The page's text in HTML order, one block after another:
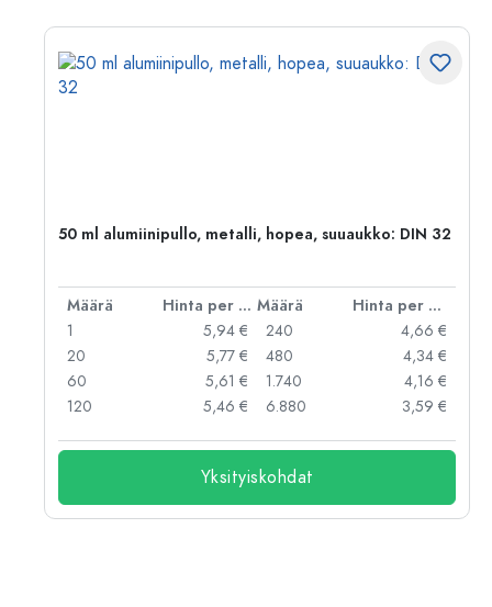
50 ml alumiinipullo, metalli, hopea, suuaukko: DIN 32
Määrä Hinta per kpl Määrä
Hinta per kpl
1
5,94 €
20
5,77 €
60
5,61 €
120
5,46 €
240
4,66 €
480
4,34 €
1.740
4,16 €
6.880
3,59 €
Yksityiskohdat